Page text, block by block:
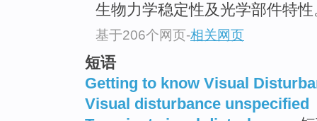
生物力学稳定性及光学部件特性
基于206个网页-相关网页
短语
Getting to know Visual
Visual disturbance unspecified